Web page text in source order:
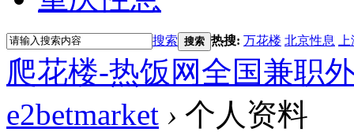
搜索 搜索 热搜: 万花楼 北京性息
爬花楼-热饭网全国兼职
e2betmarket › 个人资料